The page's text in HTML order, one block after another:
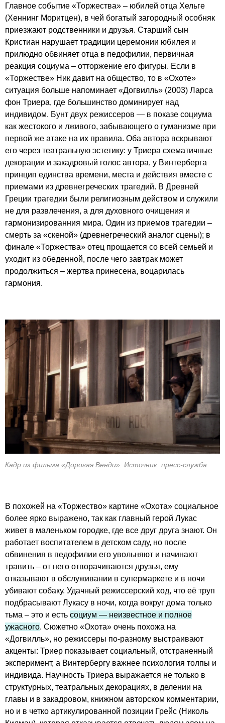
Главное событие «Торжества» – юбилей отца Хельге
(Хеннинг Моритцен), в чей богатый загородный особняк
приезжают родственники и друзья. Старший сын
Кристиан нарушает традиции церемонии юбилея и
прилюдно обвиняет отца в педофилии, первичная
реакция социума – отторжение его фигуры. Если в
«Торжестве» Ник давит на общество, то в «Охоте»
ситуация больше напоминает «Догвилль» (2003) Ларса
фон Триера, где большинство доминирует над
индивидом. Бунт двух режиссеров — в показе социума
как жестокого и лживого, забывающего о гуманизме при
первой же атаке на их правила. Оба автора вскрывают
его через театральную эстетику: у Триера схематичные
декорации и закадровый голос автора, у Винтерберга
принцип единства времени, места и действия вместе с
приемами из древнегреческих трагедий. В Древней
Греции трагедии были религиозным действом и служили
не для развлечения, а для духовного очищения и
гармонизированния мира. Один из приемов трагедии –
смерть за «скеной» (древнегреческий аналог сцены); в
финале «Торжества» отец прощается со всей семьей и
уходит из обеденной, после чего завтрак может
продолжиться – жертва принесена, воцарилась
гармония.
Кадр из фильма «Дорогая Венди». Источник: пресс-служба
В похожей на «Торжество» картине «Охота» социальное
более ярко выражено, так как главный герой Лукас
живет в маленьком городке, где все друг друга знают. Он
работает воспитателем в детском саду, но после
обвинения в педофилии его увольняют и начинают
травить – от него отворачиваются друзья, ему
отказывают в обслуживании в супермаркете и в ночи
убивают собаку. Удачный режиссерский ход, что её труп
подбрасывают Лукасу в ночи, когда вокруг дома только
тьма – это и есть социум — неизвестное и полное
ужасного. Сюжетно «Охота» очень похожа на
«Догвилль», но режиссеры по-разному выстраивают
акценты: Триер показывает социальный, отстраненный
эксперимент, а Винтербергу важнее психология толпы и
индивида. Научность Триера выражается не только в
структурных, театральных декорациях, в делении на
главы и в закадровом, книжном авторском комментарии,
но и в четко артикулированной позиции Грейс (Николь